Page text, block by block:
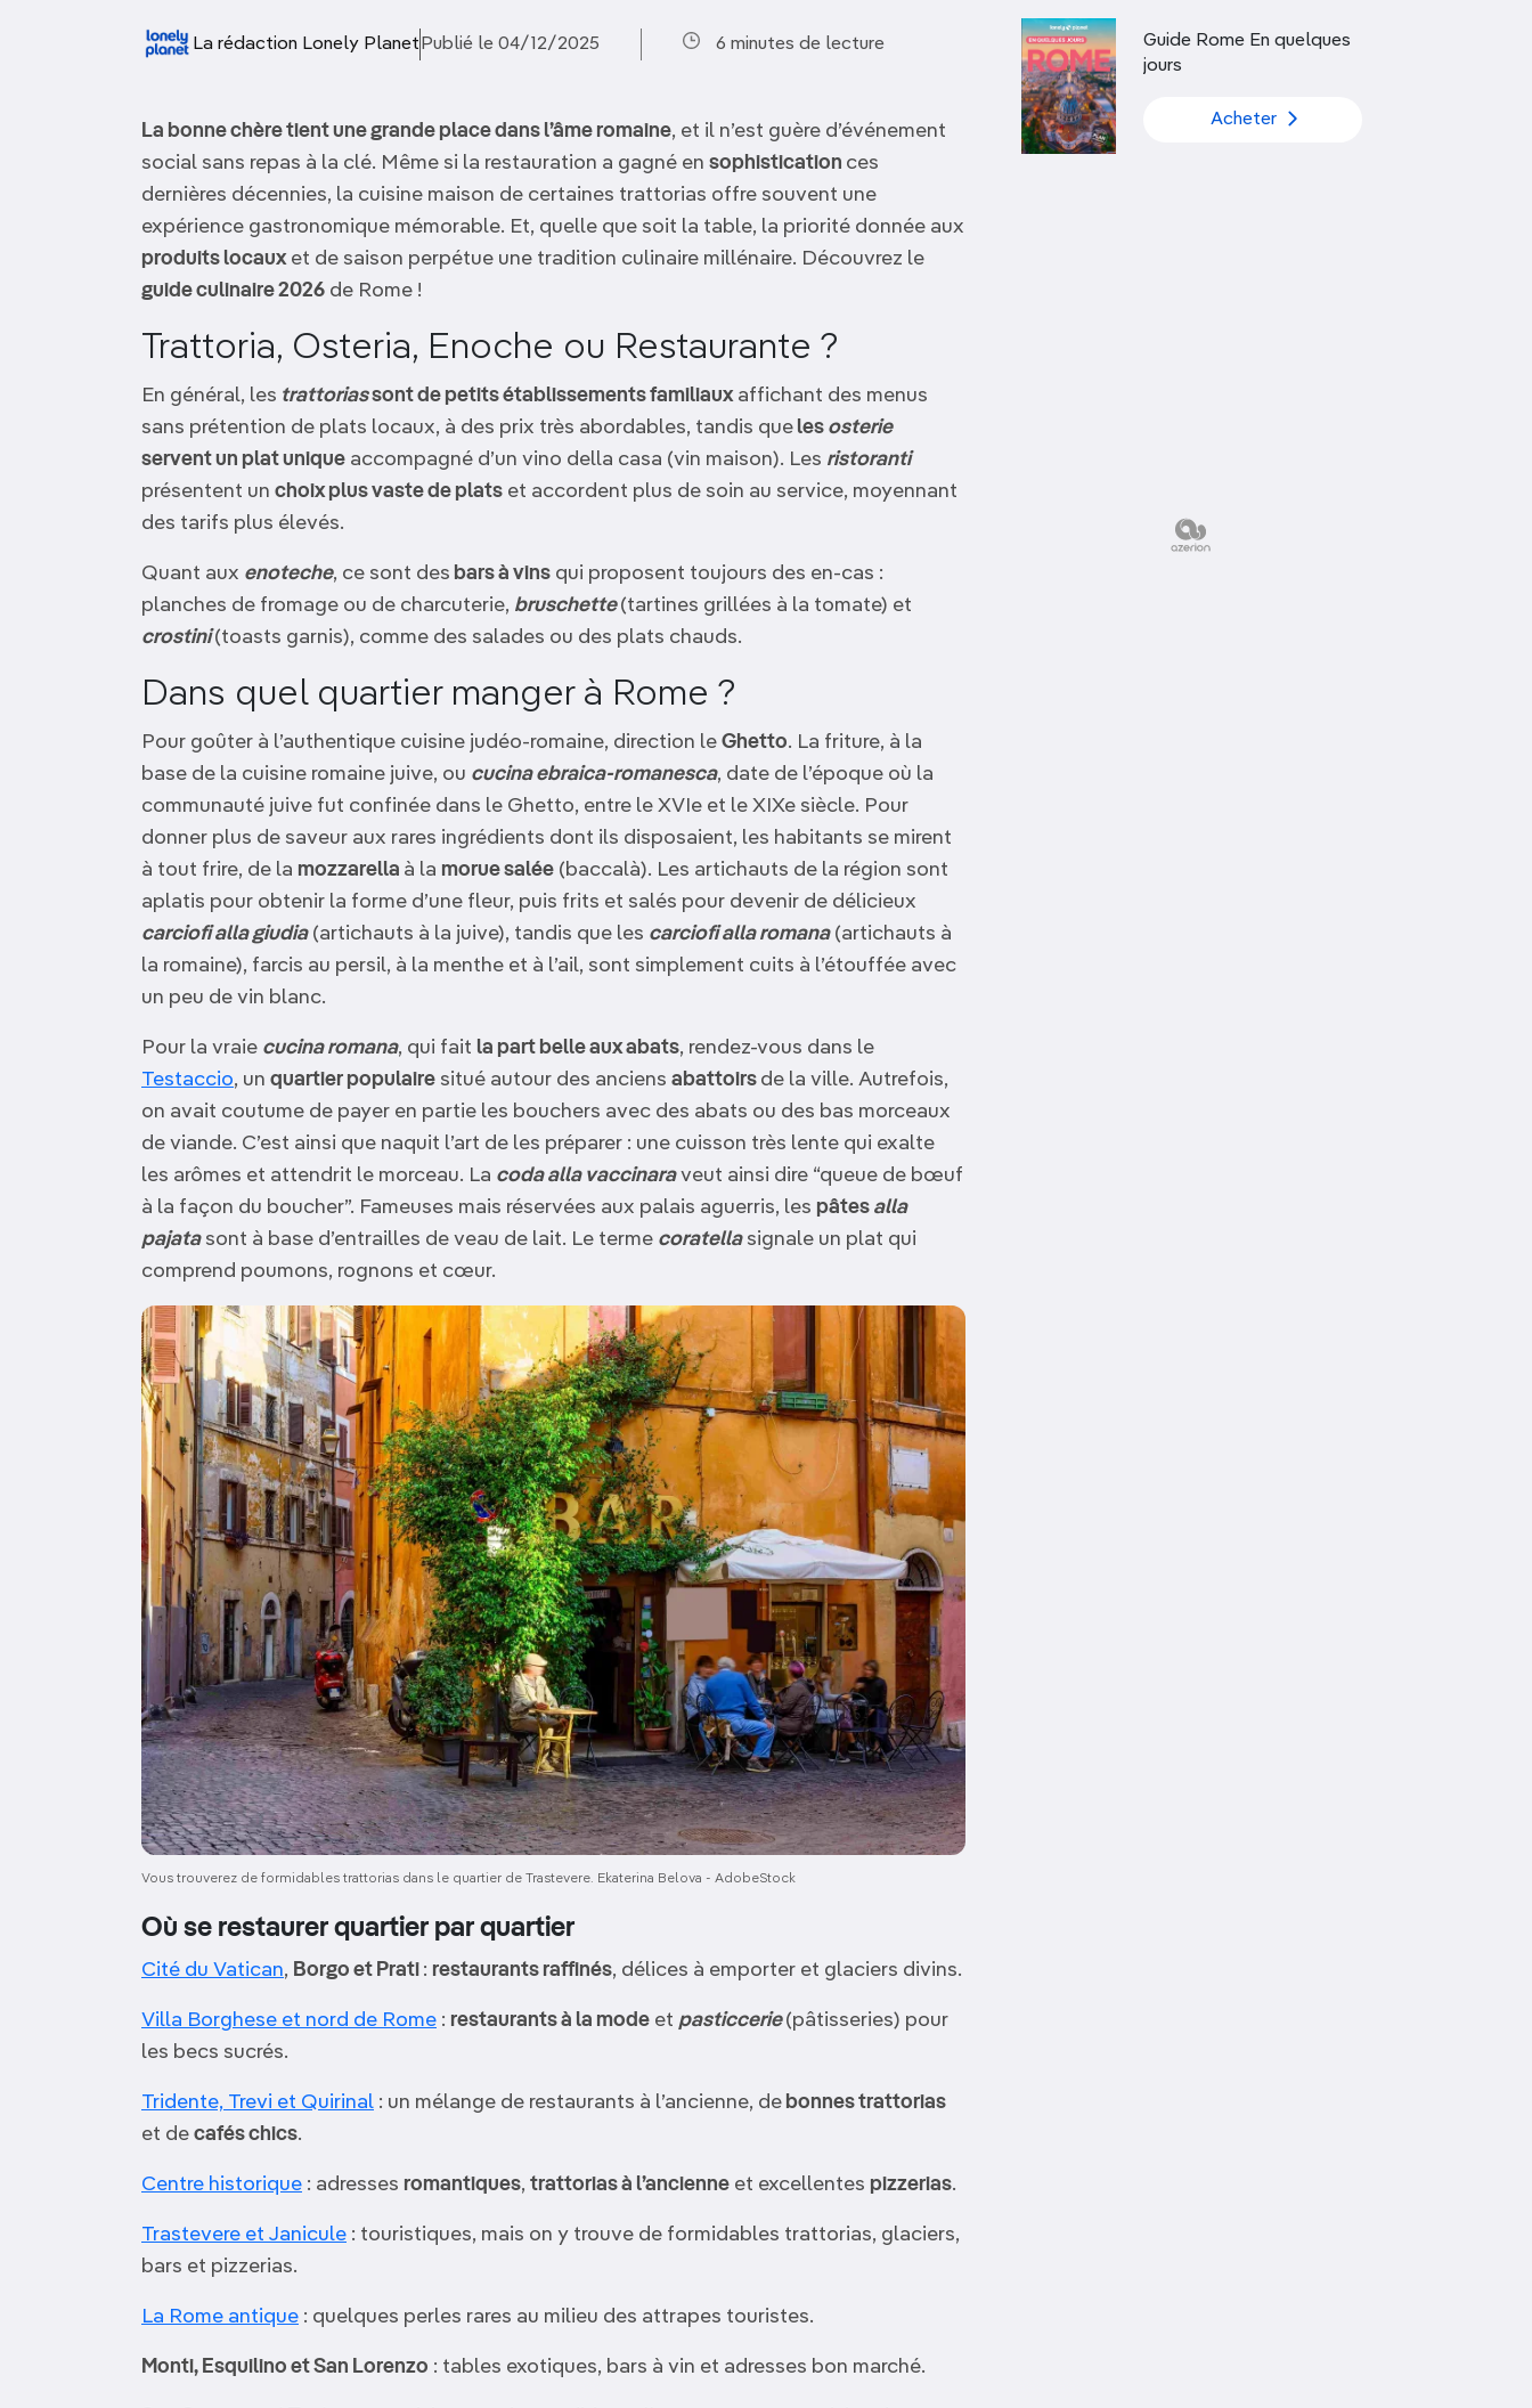
Découvrir nos articles
TOP VILLES
La rédaction Lonely Planet Publié le 04/12/2025 6 minutes de lecture
La bonne chère tient une grande place dans l’âme romaine, et il n’est guère d’événement
social sans repas à la clé. Même si la restauration a gagné en sophistication ces
dernières décennies, la cuisine maison de certaines trattorias offre souvent une
expérience gastronomique mémorable. Et, quelle que soit la table, la priorité donnée aux
produits locauxet de saison perpétue une tradition culinaire millénaire. Découvrez le
guide culinaire 2026 de Rome !
Trattoria, Osteria, Enoche ou Restaurante ?
En général, les trattoriassont de petits établissements familiauxaffichant des menus
sans prétention de plats locaux, à des prix très abordables, tandis que les osterie
servent un plat unique accompagné d’un vino della casa (vin maison). Les ristoranti
présentent un choix plus vaste de plats et accordent plus de soin au service, moyennant
des tarifs plus élevés.
Quant aux enoteche, ce sont des bars à vins qui proposent toujours des en-cas :
planches de fromage ou de charcuterie, bruschette(tartines grillées à la tomate) et
crostini (toasts garnis), comme des salades ou des plats chauds.
Dans quel quartier manger à Rome ?
Pour goûter à l’authentique cuisine judéo-romaine, direction le Ghetto. La friture, à la
base de la cuisine romaine juive, ou cucina ebraica-romanesca, date de l’époque où la
communauté juive fut confinée dans le Ghetto, entre le XVIe et le XIXe siècle. Pour
donner plus de saveur aux rares ingrédients dont ils disposaient, les habitants se mirent
à tout frire, de la mozzarella à la morue salée (baccalà). Les artichauts de la région sont
aplatis pour obtenir la forme d’une fleur, puis frits et salés pour devenir de délicieux
carciofi alla giudia(artichauts à la juive), tandis que les carciofi alla romana(artichauts à
la romaine), farcis au persil, à la menthe et à l’ail, sont simplement cuits à l’étouffée avec
un peu de vin blanc.
Pour la vraie cucina romana, qui fait la part belle aux abats, rendez-vous dans le
Testaccio, un quartier populaire situé autour des anciens abattoirs de la ville. Autrefois,
on avait coutume de payer en partie les bouchers avec des abats ou des bas morceaux
de viande. C’est ainsi que naquit l’art de les préparer : une cuisson très lente qui exalte
les arômes et attendrit le morceau. La coda alla vaccinaraveut ainsi dire “queue de bœuf
à la façon du boucher”. Fameuses mais réservées aux palais aguerris, les pâtes alla
pajatasont à base d’entrailles de veau de lait. Le terme coratellasignale un plat qui
comprend poumons, rognons et cœur.
Image
Vous trouverez de formidables trattorias dans le quartier de Trastevere. Ekaterina Belova - AdobeStock
Où se restaurer quartier par quartier
Cité du Vatican, Borgo et Prati : restaurants raffinés, délices à emporter et glaciers divins.
Villa Borghese et nord de Rome : restaurants à la mode et pasticcerie(pâtisseries) pour
les becs sucrés.
Tridente, Trevi et Quirinal : un mélange de restaurants à l’ancienne, de bonnes trattorias
et de cafés chics.
Centre historique : adresses romantiques, trattorias à l’ancienne et excellentes pizzerias.
Trastevere et Janicule : touristiques, mais on y trouve de formidables trattorias, glaciers,
bars et pizzerias.
La Rome antique : quelques perles rares au milieu des attrapes touristes.
Monti, Esquilino et San Lorenzo : tables exotiques, bars à vin et adresses bon marché.
Guide Rome En quelques
jours
Acheter